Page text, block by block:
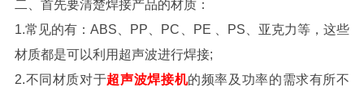
二、首先要清楚焊接产品的材质：
1.常见的有：ABS、PP、PC、PE 、PS、亚克力等，这些
材质都是可以利用超声波进行焊接;
2.不同材质对于超声波焊接机的频率及功率的需求有所不